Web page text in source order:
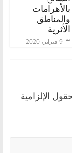
بالأهرامات
والمناطق
الأثرية
9 فبراير، 2020
الإلزامية